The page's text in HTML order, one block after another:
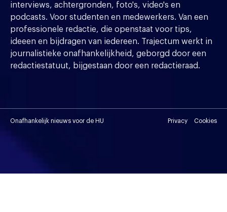
interviews, achtergronden, foto's, video's en
podcasts. Voor studenten en medewerkers. Van een
professionele redactie, die openstaat voor tips,
ideeen en bijdragen van iedereen. Trajectum werkt in
journalistieke onafhankelijkheid, geborgd door een
redactiestatuut, bijgestaan door een redactieraad.
Onafhankelijk nieuws voor de HU Privacy Cookies